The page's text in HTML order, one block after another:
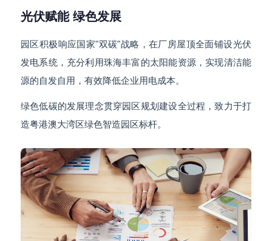
光伏赋能 绿色发展
园区积极响应国家"双碳"战略，在厂房屋顶全面铺设光伏
发电系统，充分利用珠海丰富的太阳能资源，实现清洁能
源的自发自用，有效降低企业用电成本。
绿色低碳的发展理念贯穿园区规划建设全过程，致力于打
造粤港澳大湾区绿色智造园区标杆。